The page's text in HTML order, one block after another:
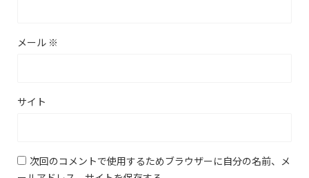
メール ※
サイト
次回のコメントで使用するためブラウザーに自分の名前、メ